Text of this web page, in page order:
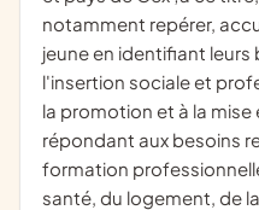
notamment repérer,
jeune en identifiant
l'insertion sociale et
la promotion et à la mise
répondant aux besoins
formation
santé, du logement, de